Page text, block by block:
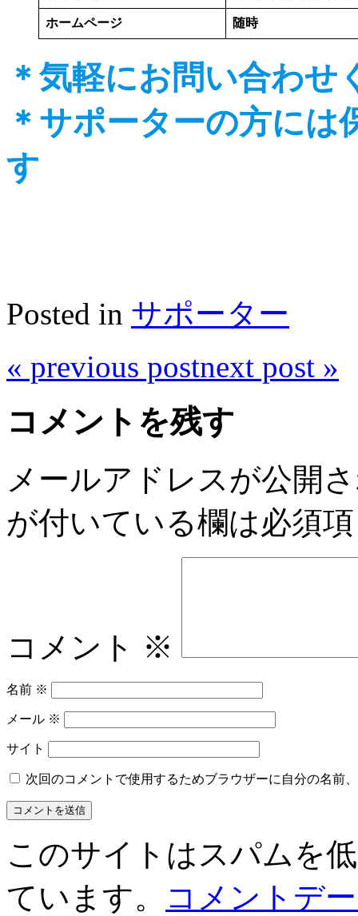
ホームページ 随時
＊気軽にお問い合わ
＊サポーターの方に
す
Posted in サポーター
« previous postnext post »
コメントを残す
メールアドレスが公開
が付いている欄は必須
コメント ※
名前 ※
メール ※
サイト
次回のコメントで使用するためブラウザーに自分の名前
このサイトはスパムを
ています。
コメントデ